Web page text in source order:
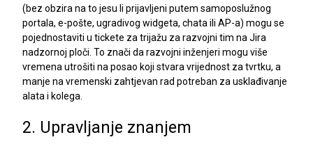
(bez obzira na to jesu li prijavljeni putem samoposlužnog
portala, e-pošte, ugradivog widgeta, chata ili AP-a) mogu se
pojednostaviti u tickete za trijažu za razvojni tim na Jira
nadzornoj ploči. To znači da razvojni inženjeri mogu više
vremena utrošiti na posao koji stvara vrijednost za tvrtku, a
manje na vremenski zahtjevan rad potreban za usklađivanje
alata i kolega.
2. Upravljanje znanjem